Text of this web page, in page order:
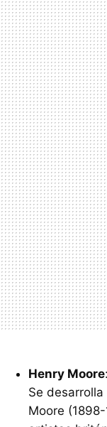
Henry Moore
Se desarrolla
Moore